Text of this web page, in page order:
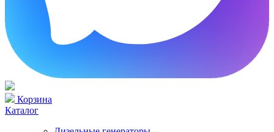
Корзина
Каталог